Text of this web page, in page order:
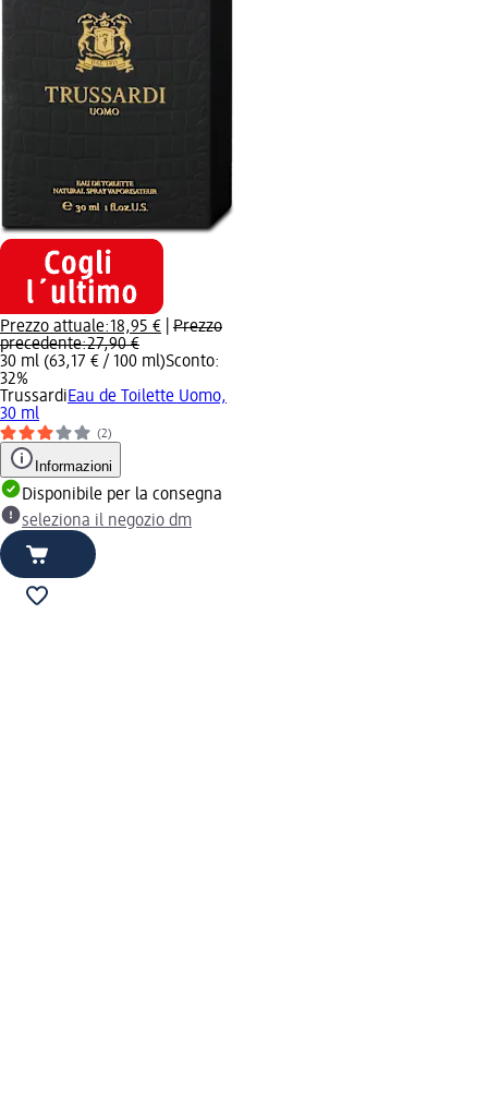
Prezzo attuale:18,95 €
Prezzo
precedente:27,90 €
30 ml (63,17 € / 100 ml)Sconto:
32%
TrussardiEau de Toilette Uomo,
30 ml
(2)
Informazioni
Disponibile per la consegna
seleziona il negozio dm